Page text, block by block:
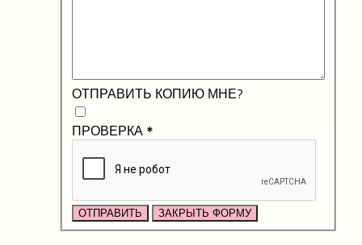
ОТПРАВИТЬ КОПИЮ МНЕ?
ПРОВЕРКА*
ОТПРАВИТЬ ЗАКРЫТЬ ФОРМУ